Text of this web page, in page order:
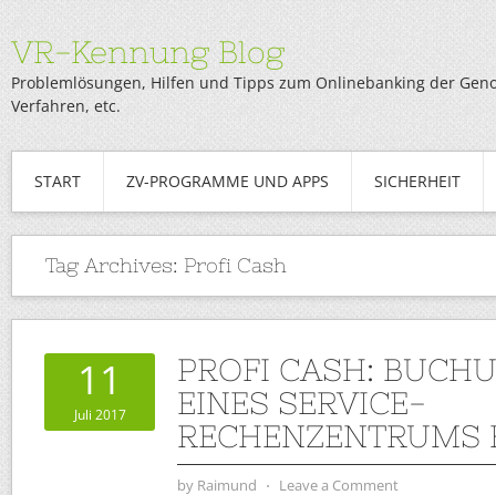
VR-Kennung Blog
Problemlösungen, Hilfen und Tipps zum Onlinebanking der
Verfahren, etc.
START ZV-PROGRAMME UND APPS SICHERHEIT
Tag Archives: Profi Cash
11
Juli 2017
PROFI CASH:
EINES SERVICE-
RECHENZENTRUMS
by Raimund ⋅ Leave a Comment